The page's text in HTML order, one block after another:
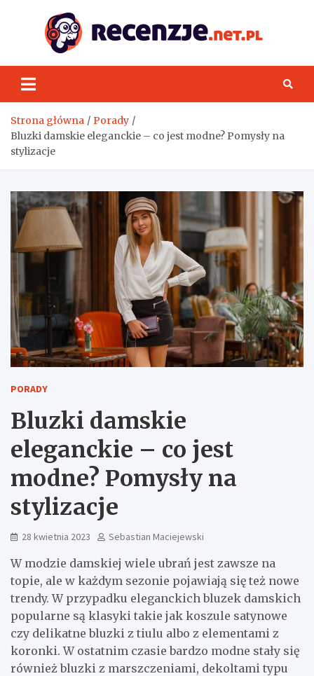
Strona główna
Porady
Bluzki damskie eleganckie – co jest modne? Pomysły na
stylizacje
PORADY
Bluzki damskie
eleganckie – co jest
modne? Pomysły na
stylizacje
28 kwietnia 2023 Sebastian Maciejewski
W modzie damskiej wiele ubrań jest zawsze na
topie, ale w każdym sezonie pojawiają się też nowe
trendy. W przypadku eleganckich bluzek damskich
popularne są klasyki takie jak koszule satynowe
czy delikatne bluzki z tiulu albo z elementami z
koronki. W ostatnim czasie bardzo modne stały się
również bluzki z marszczeniami, dekoltami typu